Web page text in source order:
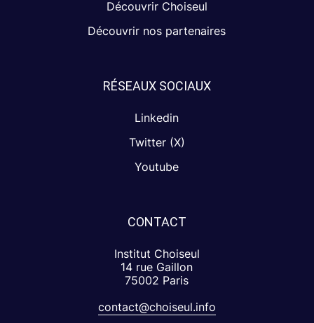
Découvrir Choiseul
Découvrir nos partenaires
RÉSEAUX SOCIAUX
Linkedin
Twitter (X)
Youtube
CONTACT
Institut Choiseul
14 rue Gaillon
75002 Paris
contact@choiseul.info